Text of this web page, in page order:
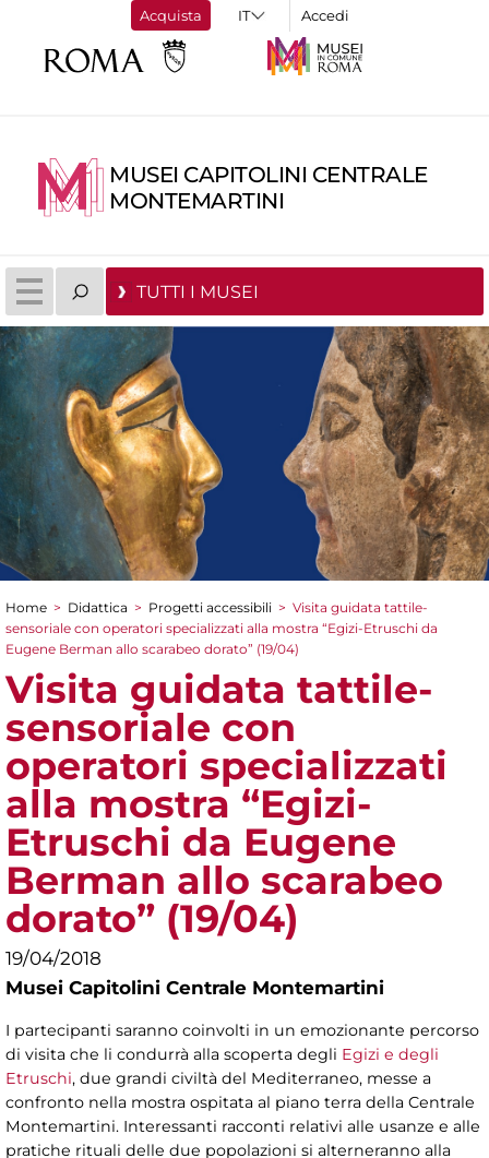
Acquista Accedi
MUSEI CAPITOLINI CENTRALE
MONTEMARTINI
TUTTI I MUSEI
Tu sei qui
Home > Didattica > Progetti accessibili > Visita guidata tattile-
sensoriale con operatori specializzati alla mostra “Egizi-Etruschi da
Eugene Berman allo scarabeo dorato” (19/04)
Visita guidata tattile-
sensoriale con
operatori specializzati
alla mostra “Egizi-
Etruschi da Eugene
Berman allo scarabeo
dorato” (19/04)
19/04/2018
Musei Capitolini Centrale Montemartini
I partecipanti saranno coinvolti in un emozionante percorso
di visita che li condurrà alla scoperta degli Egizi e degli
Etruschi, due grandi civiltà del Mediterraneo, messe a
confronto nella mostra ospitata al piano terra della Centrale
Montemartini. Interessanti racconti relativi alle usanze e alle
pratiche rituali delle due popolazioni si alterneranno alla